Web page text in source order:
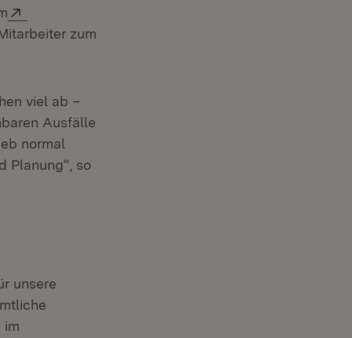
in neuem Fenster)
zum
viel ab –
Ausfälle
normal
Planung“, so
unsere
im